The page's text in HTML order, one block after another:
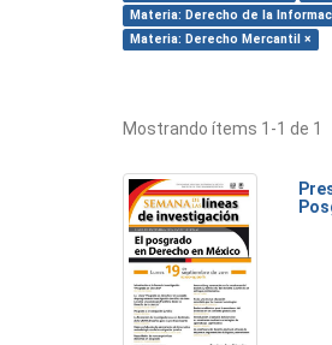
Materia: Derecho de la
Materia: Derecho Mercantil ×
Mostrando ítems 1-1 de 1